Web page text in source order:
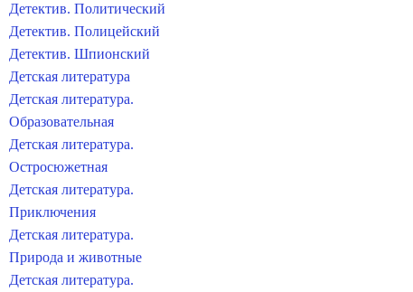
Детектив. Политический
Детектив. Полицейский
Детектив. Шпионский
Детская литература
Детская литература.
Образовательная
Детская литература.
Остросюжетная
Детская литература.
Приключения
Детская литература.
Природа и животные
Детская литература.